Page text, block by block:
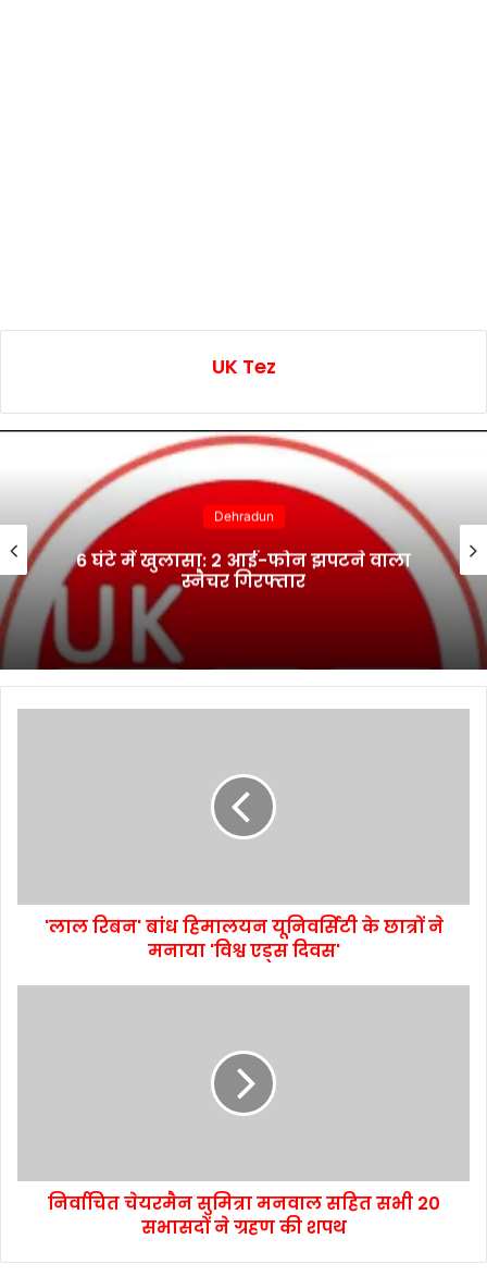
UK Tez
Dehradun
6 घंटे में खुलासा: 2 आई-फोन झपटने वाला
स्नैचर गिरफ्तार
'लाल रिबन' बांध हिमालयन यूनिवर्सिटी के छात्रों ने
मनाया 'विश्व एड्स दिवस'
निर्वाचित चेयरमैन सुमित्रा मनवाल सहित सभी 20
सभासदों ने ग्रहण की शपथ